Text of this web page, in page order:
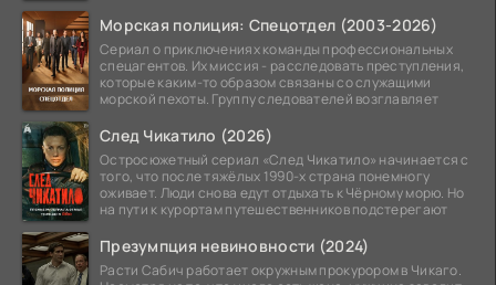
Морская полиция: Спецотдел (2003-2026)
Сериал о приключениях команды профессиональных
спецагентов. Их миссия - расследовать преступления,
которые каким-то образом связаны со служащими
морской пехоты. Группу следователей возглавляет
След Чикатило (2026)
Остросюжетный сериал «След Чикатило» начинается с
того, что после тяжёлых 1990-х страна понемногу
оживает. Люди снова едут отдыхать к Чёрному морю. Но
на пути к курортам путешественников подстерегают
Презумпция невиновности (2024)
Расти Сабич работает окружным прокурором в Чикаго.